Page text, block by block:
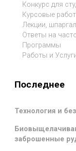
Конкурс для
Курсовые
Лекции,
Ответы на
Программы
Работы и
Последнее
Технология и
заброшенные